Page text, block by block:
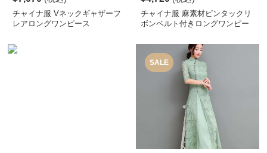
チャイナ服 Vネックギャザーフ
レアロングワンピース
チャイナ服 麻素材ピンタックリ
ボンベルト付きロングワンピー
SALE